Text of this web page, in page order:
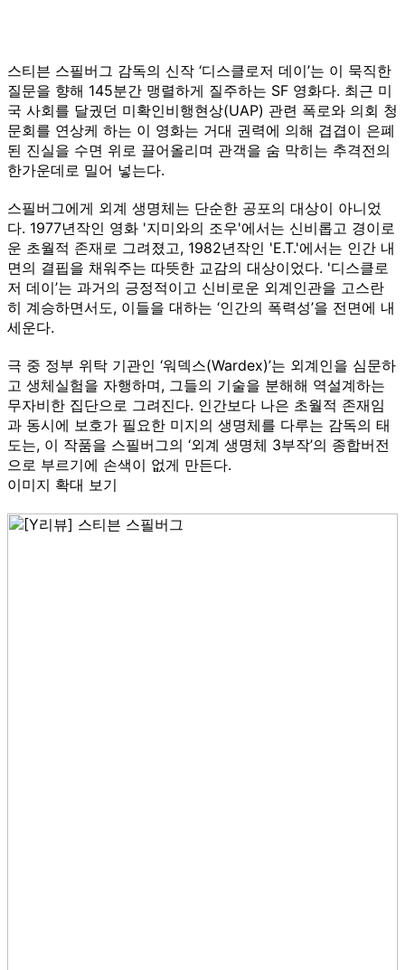
스티븐 스필버그 감독의 신작 ‘디스클로저 데이’는 이 묵직한
질문을 향해 145분간 맹렬하게 질주하는 SF 영화다. 최근 미
국 사회를 달궜던 미확인비행현상(UAP) 관련 폭로와 의회 청
문회를 연상케 하는 이 영화는 거대 권력에 의해 겹겹이 은폐
된 진실을 수면 위로 끌어올리며 관객을 숨 막히는 추격전의
한가운데로 밀어 넣는다.
스필버그에게 외계 생명체는 단순한 공포의 대상이 아니었
다. 1977년작인 영화 '지미와의 조우'에서는 신비롭고 경이로
운 초월적 존재로 그려졌고, 1982년작인 'E.T.'에서는 인간 내
면의 결핍을 채워주는 따뜻한 교감의 대상이었다. '디스클로
저 데이’는 과거의 긍정적이고 신비로운 외계인관을 고스란
히 계승하면서도, 이들을 대하는 ‘인간의 폭력성’을 전면에 내
세운다.
극 중 정부 위탁 기관인 ‘워덱스(Wardex)’는 외계인을 심문하
고 생체실험을 자행하며, 그들의 기술을 분해해 역설계하는
무자비한 집단으로 그려진다. 인간보다 나은 초월적 존재임
과 동시에 보호가 필요한 미지의 생명체를 다루는 감독의 태
도는, 이 작품을 스필버그의 ‘외계 생명체 3부작’의 종합버전
으로 부르기에 손색이 없게 만든다.
이미지 확대 보기